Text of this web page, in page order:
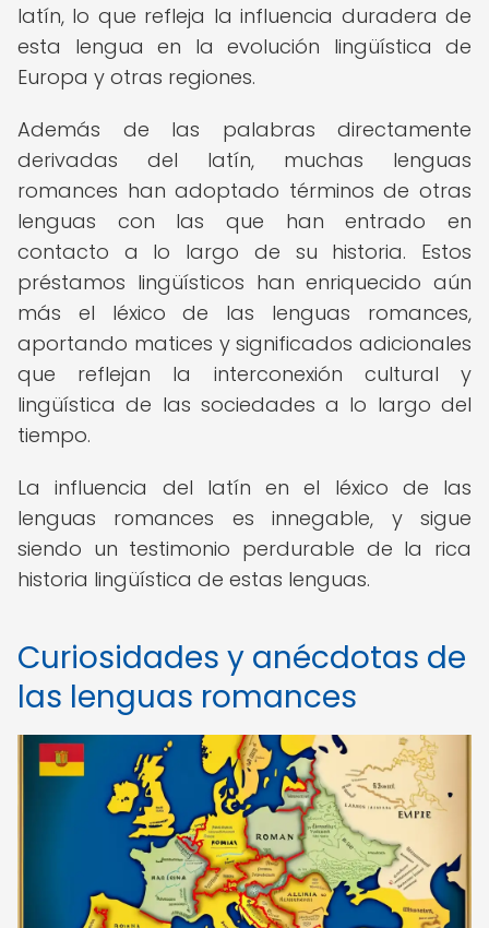
latín, lo que refleja la influencia duradera de
esta lengua en la evolución lingüística de
Europa y otras regiones.
Además de las palabras directamente
derivadas del latín, muchas lenguas
romances han adoptado términos de otras
lenguas con las que han entrado en
contacto a lo largo de su historia. Estos
préstamos lingüísticos han enriquecido aún
más el léxico de las lenguas romances,
aportando matices y significados adicionales
que reflejan la interconexión cultural y
lingüística de las sociedades a lo largo del
tiempo.
La influencia del latín en el léxico de las
lenguas romances es innegable, y sigue
siendo un testimonio perdurable de la rica
historia lingüística de estas lenguas.
Curiosidades y anécdotas de
las lenguas romances